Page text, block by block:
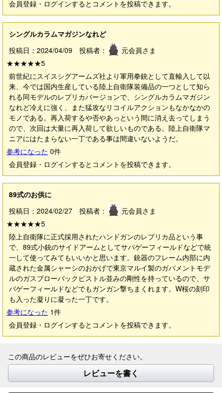
会員登録・ログインするとコメントを投稿できます。
シングルカラムマガジンなれど
投稿日：2024/04/09 投稿者：
元会員さま
★★★★★5
前世紀にスイスシグアームズ社より軍用拳銃として直輸入して以
来、今では国内生産している陸上自衛隊装備品の一つとして知ら
れる同モデルのレプリカバージョンで、シングルカラムマガジン
なれど冷えに強く、また猛攻なリコイルアクションもなかなかの
モノである。再入荷するや否やあっという間に消え去ってしまう
ので、次回は大量に再入荷して欲しいものである。陸上自衛隊マ
ニアにはたまらない一丁である事は間違いないようだ。
参考になった 0件
会員登録・ログインするとコメントを投稿できます。
89式のお供に
投稿日：2024/02/27 投稿者：
元会員さま
★★★★★5
陸上自衛隊に正式採用されたハンドガンのレプリカ品という事
で、89式小銃のサイドアームとしてサバゲーフィールドなどで統
一して使ってみてもいいかと思います。銃器のフレーム内部に内
蔵された金属シャーシのおかげで東京マルイ製のガバメントモデ
ルのガスブローバックピストル並みの剛性を持っているので、サ
バゲーフィールドなどでもガンガン撃ちまくれます。W桜の刻印
も入った凝りに凝った一丁です。
参考になった 1件
会員登録・ログインするとコメントを投稿できます。
この商品のレビューをぜひお寄せください。
レビューを書く